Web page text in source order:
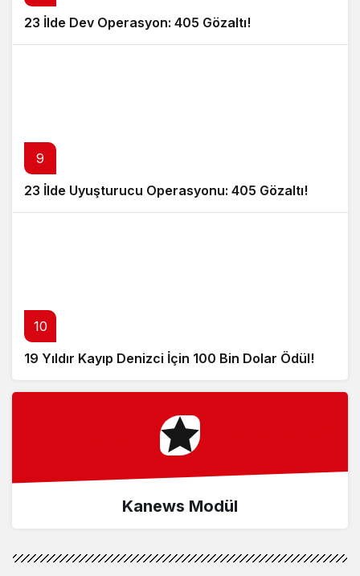
23 İlde Dev Operasyon: 405 Gözaltı!
9
23 İlde Uyuşturucu Operasyonu: 405 Gözaltı!
10
19 Yıldır Kayıp Denizci İçin 100 Bin Dolar Ödül!
Kanews Modül